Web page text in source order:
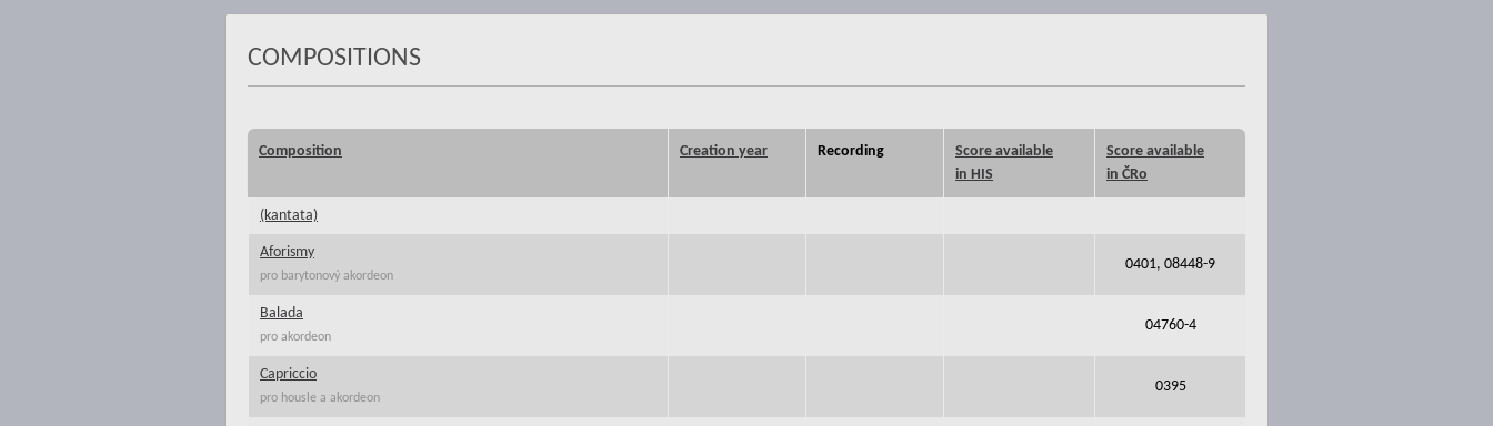
COMPOSITIONS
Composition Creation year Recording
Score available
in HIS
Score available
in ČRo
(kantata)
Aforismy
pro barytonový akordeon
0401, 08448-9
Balada
pro akordeon
04760-4
Capriccio
pro housle a akordeon
0395